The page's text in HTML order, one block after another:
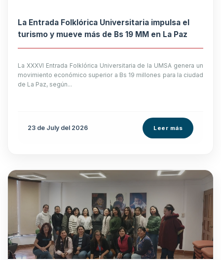
La Entrada Folklórica Universitaria impulsa el
turismo y mueve más de Bs 19 MM en La Paz
La XXXVI Entrada Folklórica Universitaria de la UMSA genera un
movimiento económico superior a Bs 19 millones para la ciudad
de La Paz, según...
23 de July del 2026 Leer más